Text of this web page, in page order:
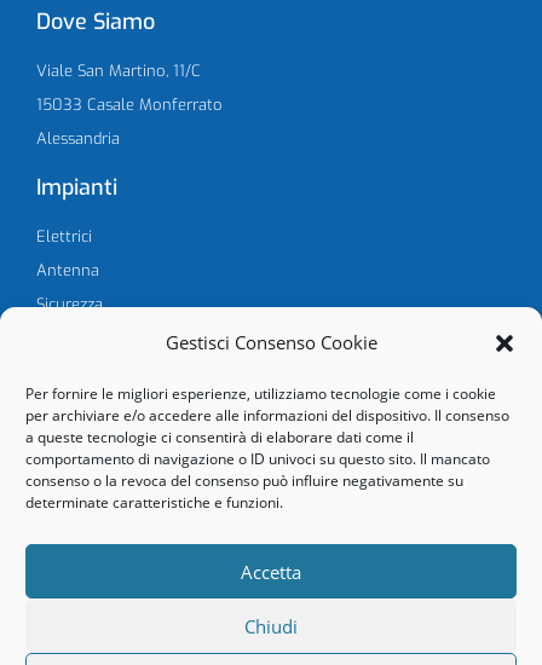
Gestisci Consenso Cookie
Per fornire le migliori esperienze, utilizziamo tecnologie come i cookie
per archiviare e/o accedere alle informazioni del dispositivo. Il consenso
a queste tecnologie ci consentirà di elaborare dati come il
comportamento di navigazione o ID univoci su questo sito. Il mancato
consenso o la revoca del consenso può influire negativamente su
determinate caratteristiche e funzioni.
Accetta
Chiudi
Dove Siamo
Viale San Martino, 11/C
15033 Casale Monferrato
Alessandria
Impianti
Elettrici
Antenna
Sicurezza
Follow Us